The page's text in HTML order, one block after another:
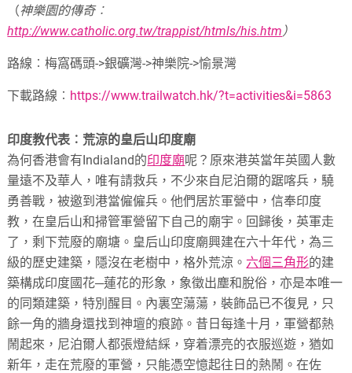
（神樂園的傳奇︰
http://www.catholic.org.tw/trappist/htmls/his.htm）
路線︰梅窩碼頭->銀礦灣->神樂院->愉景灣
下載路線︰ https://www.trailwatch.hk/?t=activities&i=5863
印度教代表︰荒涼的皇后山印度廟
為何香港會有Indialand的印度廟呢？原來港英當年英國人數
量遠不及華人，唯有請救兵，不少來自尼泊爾的踞喀兵，驍
勇善戰，被邀到港當僱僱兵。他們居於軍營中，信奉印度
教，在皇后山和掃管軍營留下自己的廟宇。回歸後，英軍走
了，剩下荒廢的廟塘。皇后山印度廟興建在六十年代，為三
級的歷史建築，隱沒在老樹中，格外荒涼。 六個三角形的建
築構成印度國花─蓮花的形象，象徵出塵和脫俗，亦是本唯一
的同類建築，特別醒目。內裏空蕩蕩，裝飾品已不復見，只
餘一角的牆身還找到神壇的痕跡。昔日每逢十月，軍營都熱
鬧起來，尼泊爾人都張燈結綵，穿着漂亮的衣服巡遊，猶如
新年，走在荒廢的軍營，只能憑空憶起往日的熱鬧。在佐